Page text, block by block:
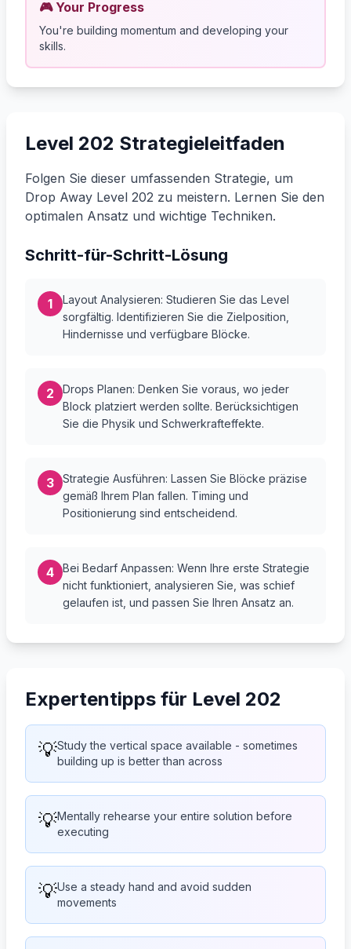
🎮 Your Progress
You're building momentum and developing your
skills.
Level 202 Strategieleitfaden
Folgen Sie dieser umfassenden Strategie, um
Drop Away Level 202 zu meistern. Lernen Sie den
optimalen Ansatz und wichtige Techniken.
Schritt-für-Schritt-Lösung
1
Layout Analysieren: Studieren Sie das Level
sorgfältig. Identifizieren Sie die Zielposition,
Hindernisse und verfügbare Blöcke.
2
Drops Planen: Denken Sie voraus, wo jeder
Block platziert werden sollte. Berücksichtigen
Sie die Physik und Schwerkrafteffekte.
3
Strategie Ausführen: Lassen Sie Blöcke präzise
gemäß Ihrem Plan fallen. Timing und
Positionierung sind entscheidend.
4
Bei Bedarf Anpassen: Wenn Ihre erste Strategie
nicht funktioniert, analysieren Sie, was schief
gelaufen ist, und passen Sie Ihren Ansatz an.
Expertentipps für Level 202
💡Study the vertical space available - sometimes
building up is better than across
💡Mentally rehearse your entire solution before
executing
💡Use a steady hand and avoid sudden
movements